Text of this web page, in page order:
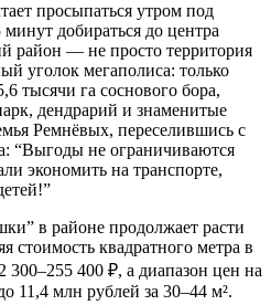
просыпаться утром под
добираться до центра
район — не просто территория
уголок мегаполиса: только
тысячи га соснового бора,
дендрарий и знаменитые
Ремнёвыx, переселившись с
“Выгоды не ограничиваются
экономить на транспорте,
в районе продолжает расти
квадратного метра в
300–255 400 ₽, а диапазон цен на
11,4 млн рублей за 30–44 м².